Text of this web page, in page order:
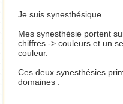
Je suis synesthésique.
Mes synesthésie portent
chiffres -> couleurs et un
couleur.
Ces deux synesthésies
domaines :